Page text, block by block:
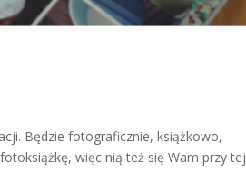
Będzie fotograficznie, książkowo,
więc nią też się Wam przy tej